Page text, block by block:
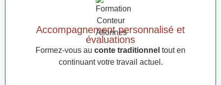
Accompagnement personnalisé et
évaluations
Formez-vous au conte traditionnel tout en
continuant votre travail actuel.